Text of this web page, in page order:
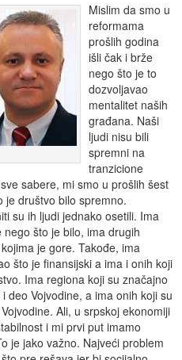
Mislim da smo u
reformama
prošlih godina
išli čak i brže
nego što je to
dozvoljavao
mentalitet naših
građana. Naši
ljudi nisu bili
spremni na
tranzicione
sabere, mi smo u prošlih šest
je društvo bilo spremno.
su ih ljudi jednako osetili. Ima
što je bilo, ima drugih
je gore. Takođe, ima
što je finansijski a ima i onih koji
Ima regiona koji su značajno
deo Vojvodine, a ima onih koji su
Ali, u srpskoj ekonomiji
i mi prvi put imamo
je jako važno. Najveći problem